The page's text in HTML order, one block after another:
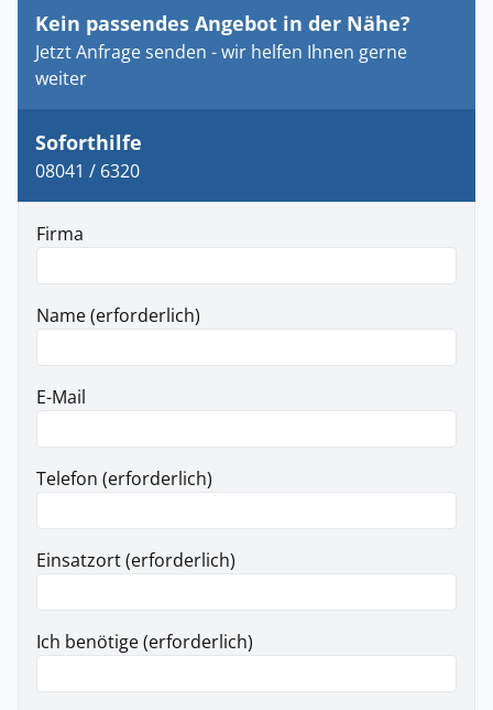
Kein passendes Angebot in der Nähe?
Jetzt Anfrage senden - wir helfen Ihnen gerne
weiter
Soforthilfe
08041 / 6320
Firma
Name (erforderlich)
E-Mail
Telefon (erforderlich)
Einsatzort (erforderlich)
Ich benötige (erforderlich)